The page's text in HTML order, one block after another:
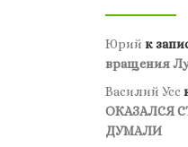
Юрий к
вращения
Василий Усс
ОКАЗАЛСЯ
ДУМАЛИ